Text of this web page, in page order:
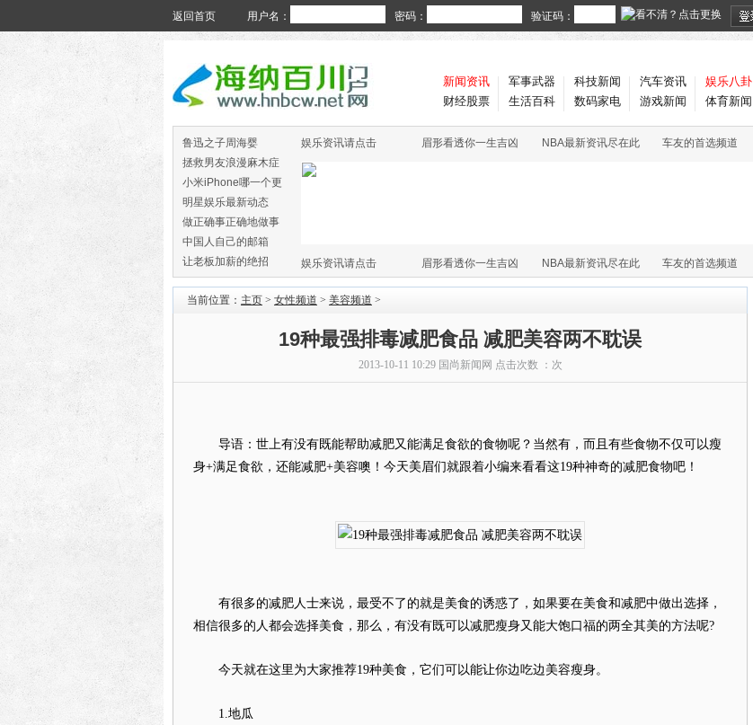
返回首页 用户名： 密码： 验证码：
新闻资讯
财经股票
军事武器
生活百科
科技新闻
数码家电
汽车资讯
游戏新闻
娱乐八卦
体育新闻
鲁迅之子周海婴
拯救男友浪漫麻木症
小米iPhone哪一个更
火
明星娱乐最新动态
做正确事正确地做事
中国人自己的邮箱
让老板加薪的绝招
娱乐资讯请点击 眉形看透你一生吉凶 NBA最新资讯尽在此 车友的首选频道
娱乐资讯请点击 眉形看透你一生吉凶 NBA最新资讯尽在此 车友的首选频道
当前位置： 主页 > 女性频道 > 美容频道 >
19种最强排毒减肥食品 减肥美容两不耽误
2013-10-11 10:29 国尚新闻网 点击次数 ： 次
导语：世上有没有既能帮助减肥又能满足食欲的食物呢？当然有，而且有些食物不仅可以瘦
身+满足食欲，还能减肥+美容噢！今天美眉们就跟着小编来看看这19种神奇的减肥食物吧！
有很多的减肥人士来说，最受不了的就是美食的诱惑了，如果要在美食和减肥中做出选择，
相信很多的人都会选择美食，那么，有没有既可以减肥瘦身又能大饱口福的两全其美的方法呢?
今天就在这里为大家推荐19种美食，它们可以能让你边吃边美容瘦身。
1.地瓜